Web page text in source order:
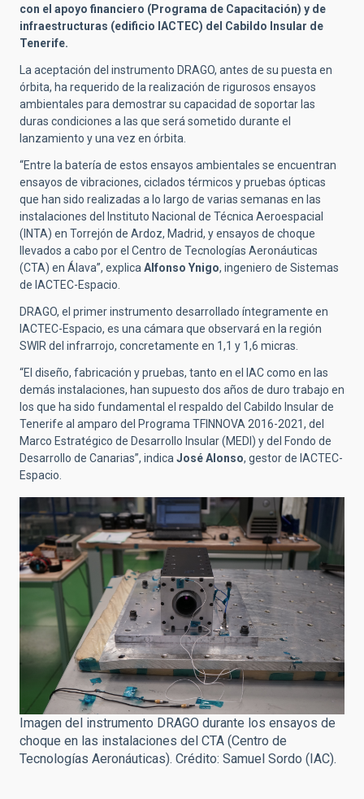
con el apoyo financiero (Programa de Capacitación) y de
infraestructuras (edificio IACTEC) del Cabildo Insular de
Tenerife.
La aceptación del instrumento DRAGO, antes de su puesta en
órbita, ha requerido de la realización de rigurosos ensayos
ambientales para demostrar su capacidad de soportar las
duras condiciones a las que será sometido durante el
lanzamiento y una vez en órbita.
“Entre la batería de estos ensayos ambientales se encuentran
ensayos de vibraciones, ciclados térmicos y pruebas ópticas
que han sido realizadas a lo largo de varias semanas en las
instalaciones del Instituto Nacional de Técnica Aeroespacial
(INTA) en Torrejón de Ardoz, Madrid, y ensayos de choque
llevados a cabo por el Centro de Tecnologías Aeronáuticas
(CTA) en Álava”, explicaAlfonso Ynigo, ingeniero de Sistemas
de IACTEC-Espacio.
DRAGO, el primer instrumento desarrollado íntegramente en
IACTEC-Espacio, es una cámara que observará en la región
SWIR del infrarrojo, concretamente en 1,1 y 1,6 micras.
“El diseño, fabricación y pruebas, tanto en el IAC como en las
demás instalaciones, han supuesto dos años de duro trabajo en
los que ha sido fundamental el respaldo del Cabildo Insular de
Tenerife al amparo del Programa TFINNOVA 2016-2021, del
Marco Estratégico de Desarrollo Insular (MEDI) y del Fondo de
Desarrollo de Canarias”, indicaJosé Alonso, gestor de IACTEC-
Espacio.
Imagen del instrumento DRAGO durante los ensayos de
choque en las instalaciones del CTA (Centro de
Tecnologías Aeronáuticas). Crédito: Samuel Sordo (IAC).